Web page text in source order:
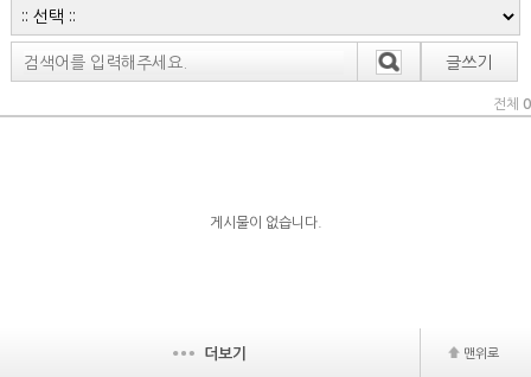
글쓰기
전체 0
게시물이 없습니다.
더보기 맨위로